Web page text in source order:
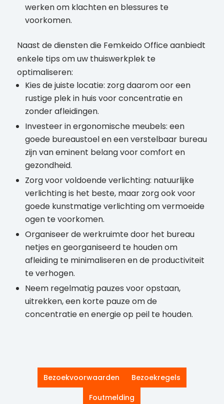
werken om klachten en blessures te
voorkomen.
Naast de diensten die Femkeido Office aanbiedt
enkele tips om uw thuiswerkplek te
optimaliseren:
Kies de juiste locatie: zorg daarom oor een
rustige plek in huis voor concentratie en
zonder afleidingen.
Investeer in ergonomische meubels: een
goede bureaustoel en een verstelbaar bureau
zijn van eminent belang voor comfort en
gezondheid.
Zorg voor voldoende verlichting: natuurlijke
verlichting is het beste, maar zorg ook voor
goede kunstmatige verlichting om vermoeide
ogen te voorkomen.
Organiseer de werkruimte door het bureau
netjes en georganiseerd te houden om
afleiding te minimaliseren en de productiviteit
te verhogen.
Neem regelmatig pauzes voor opstaan,
uitrekken, een korte pauze om de
concentratie en energie op peil te houden.
Bezoekvoorwaarden
Bezoekregels
Foutmelding